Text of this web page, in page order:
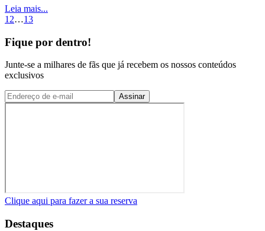
Leia mais...
1 2…13
Fique por dentro!
Junte-se a milhares de fãs que já recebem os nossos conteúdos
exclusivos
Assinar
Clique aqui para fazer a sua reserva
Destaques